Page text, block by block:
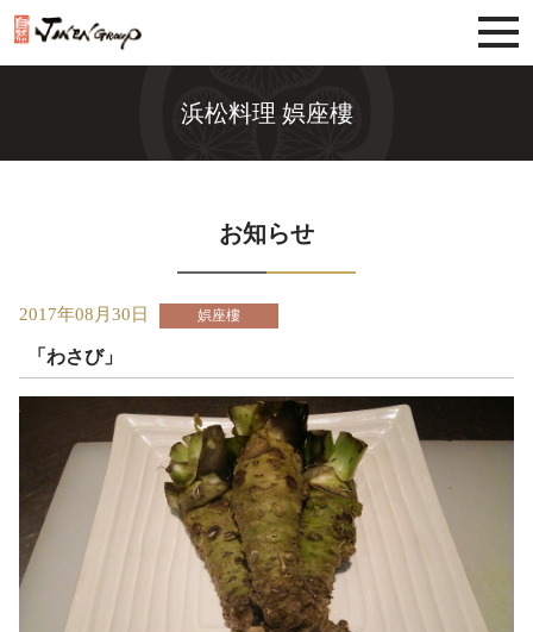
浜松料理 娯座樓
お知らせ
2017年08月30日 娯座樓
「わさび」